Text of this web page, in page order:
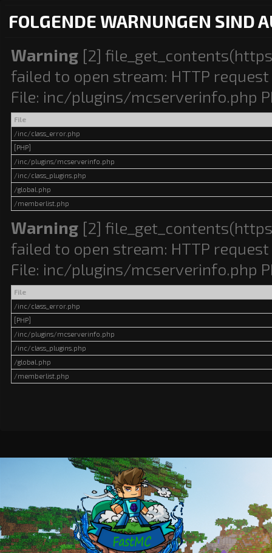
FOLGENDE WARNUNGEN SIND
Warning [2]
failed to open stream: HTTP
File: inc/plugins/mcserverinfo.php
File
/inc/class_error.php
[PHP]
/inc/plugins/mcserverinfo.php
/inc/class_plugins.php
/global.php
/memberlist.php
Warning [2]
failed to open stream: HTTP
File: inc/plugins/mcserverinfo.php
File
/inc/class_error.php
[PHP]
/inc/plugins/mcserverinfo.php
/inc/class_plugins.php
/global.php
/memberlist.php